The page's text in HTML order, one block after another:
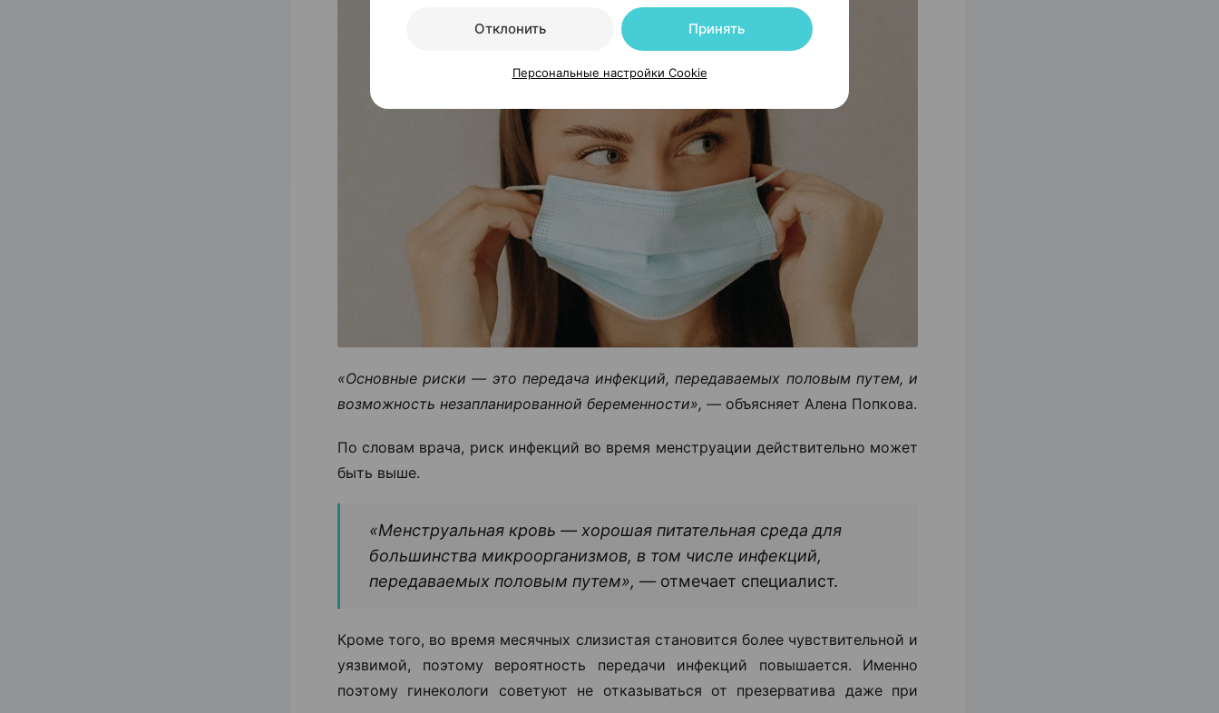
«Основные риски — это передача инфекций, передаваемых половым путем, и
возможность незапланированной беременности», — объясняет Алена Попкова.
По словам врача, риск инфекций во время менструации действительно может
быть выше.
«Менструальная кровь — хорошая питательная среда для
большинства микроорганизмов, в том числе инфекций,
передаваемых половым путем», — отмечает специалист.
Кроме того, во время месячных слизистая становится более чувствительной и
уязвимой, поэтому вероятность передачи инфекций повышается. Именно
поэтому гинекологи советуют не отказываться от презерватива даже при
Отклонить Принять
Персональные настройки Cookie